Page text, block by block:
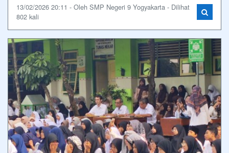
13/02/2026 20:11 - Oleh SMP Negeri 9 Yogyakarta - Dilihat
802 kali